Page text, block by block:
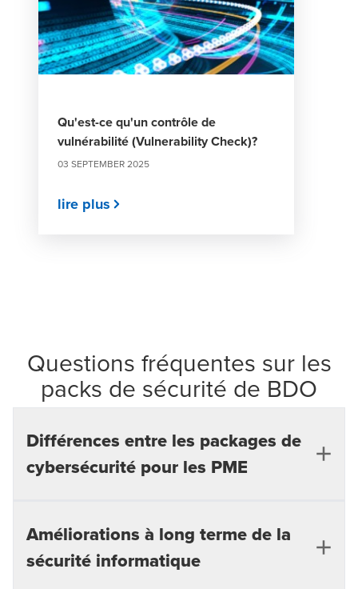
Qu'est-ce qu'un contrôle de
vulnérabilité (Vulnerability Check)?
03 SEPTEMBER 2025
lire plus
Questions fréquentes sur les
packs de sécurité de BDO
Différences entre les packages de
cybersécurité pour les PME
Quelles sont les différences entre
les packs de cybersécurité pour les
Améliorations à long terme de la
sécurité informatique